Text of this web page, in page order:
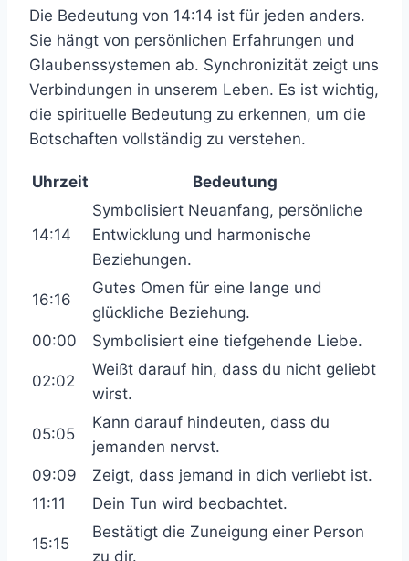
Die Bedeutung von 14:14 ist für jeden anders.
Sie hängt von persönlichen Erfahrungen und
Glaubenssystemen ab. Synchronizität zeigt uns
Verbindungen in unserem Leben. Es ist wichtig,
die spirituelle Bedeutung zu erkennen, um die
Botschaften vollständig zu verstehen.
Uhrzeit Bedeutung
14:14
Symbolisiert Neuanfang, persönliche
Entwicklung und harmonische
Beziehungen.
16:16
Gutes Omen für eine lange und
glückliche Beziehung.
00:00
Symbolisiert eine tiefgehende Liebe.
02:02
Weißt darauf hin, dass du nicht geliebt
wirst.
05:05
Kann darauf hindeuten, dass du
jemanden nervst.
09:09
Zeigt, dass jemand in dich verliebt ist.
11:11
Dein Tun wird beobachtet.
15:15
Bestätigt die Zuneigung einer Person
zu dir.